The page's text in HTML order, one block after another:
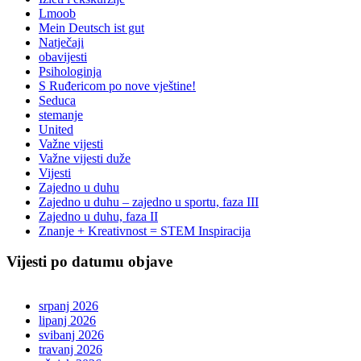
Lmoob
Mein Deutsch ist gut
Natječaji
obavijesti
Psihologinja
S Ruđericom po nove vještine!
Seduca
stemanje
United
Važne vijesti
Važne vijesti duže
Vijesti
Zajedno u duhu
Zajedno u duhu – zajedno u sportu, faza III
Zajedno u duhu, faza II
Znanje + Kreativnost = STEM Inspiracija
Vijesti po datumu objave
srpanj 2026
lipanj 2026
svibanj 2026
travanj 2026